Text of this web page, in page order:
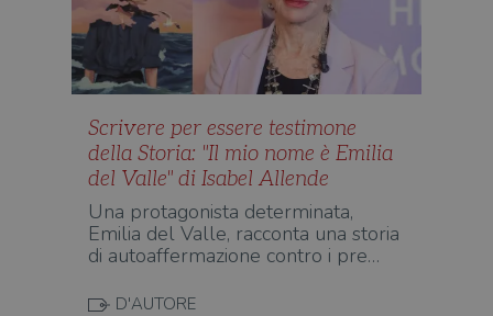
Scrivere per essere testimone
della Storia: "Il mio nome è Emilia
del Valle" di Isabel Allende
Una protagonista determinata,
Emilia del Valle, racconta una storia
di autoaffermazione contro i pre…
D'AUTORE